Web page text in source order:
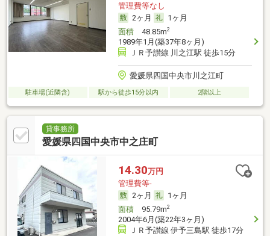
管理費等なし
2ヶ月
1ヶ月
面積48.85m2
1989年1月(築37年8ヶ月)
ＪＲ予讃線 川之江駅 徒歩15分
愛媛県四国中央市川之江町
駐車場(近隣含) 駅から徒歩15分以内 2階以上
貸事務所
愛媛県四国中央市中之庄町
14.30万円
管理費等-
2ヶ月
1ヶ月
面積95.79m2
2004年6月(築22年3ヶ月)
ＪＲ予讃線 伊予三島駅 徒歩17分